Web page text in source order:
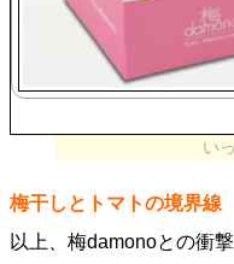
い
梅干しとトマトの境界線
以上、梅damonoとの衝